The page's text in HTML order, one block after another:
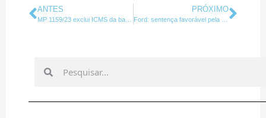
Anterior
ANTES
MP 1159/23 exclui ICMS da base de cálculo de PIS e COFINS
PRÓXIMO
Pesquisar